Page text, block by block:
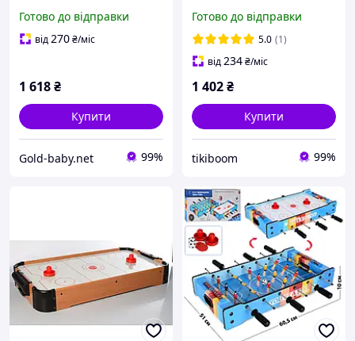
(2994)
Готово до відправки
від270₴/міс
1 618₴
Купити
Gold-baby.net 99%
ігрові столи, настільні
ігри
Готово до відправки
5.0 (1)
від234₴/міс
1 402₴
Купити
tikiboom 99%